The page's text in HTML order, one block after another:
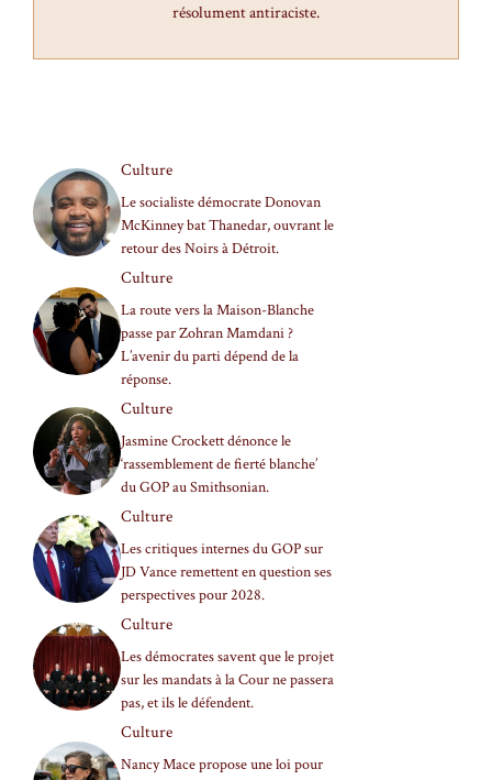
résolument antiraciste.
Culture
Le socialiste démocrate Donovan
McKinney bat Thanedar, ouvrant le
retour des Noirs à Détroit.
Culture
La route vers la Maison-Blanche
passe par Zohran Mamdani ?
L’avenir du parti dépend de la
réponse.
Culture
Jasmine Crockett dénonce le
‘rassemblement de fierté blanche’
du GOP au Smithsonian.
Culture
Les critiques internes du GOP sur
JD Vance remettent en question ses
perspectives pour 2028.
Culture
Les démocrates savent que le projet
sur les mandats à la Cour ne passera
pas, et ils le défendent.
Culture
Nancy Mace propose une loi pour